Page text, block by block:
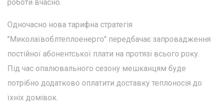
роботи вчасно.
Одночасно нова тарифна стратегія
"Миколаївоблтеплоенерго" передбачає запровадження
постійної абонентської плати на протязі всього року.
Під час опалювального сезону мешканцям буде
потрібно додатково оплатити доставку теплоносія до
їхніх домівок.